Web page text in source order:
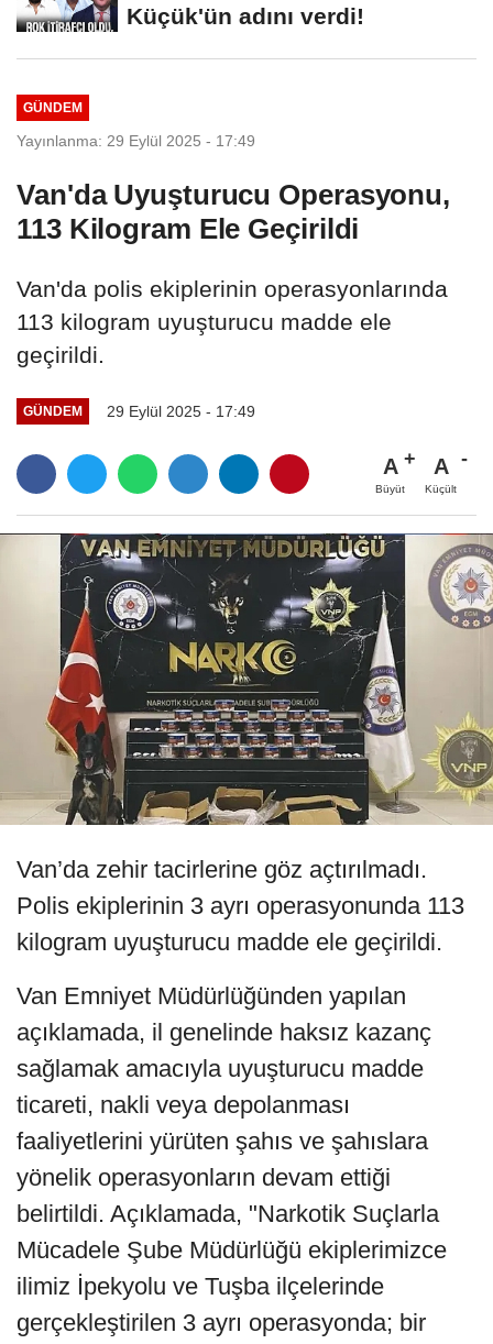
Küçük'ün adını verdi!
GÜNDEM
Yayınlanma: 29 Eylül 2025 - 17:49
Van'da Uyuşturucu Operasyonu,
113 Kilogram Ele Geçirildi
Van'da polis ekiplerinin operasyonlarında
113 kilogram uyuşturucu madde ele
geçirildi.
GÜNDEM 29 Eylül 2025 - 17:49
A
Büyüt
A
Küçült
Van’da zehir tacirlerine göz açtırılmadı.
Polis ekiplerinin 3 ayrı operasyonunda 113
kilogram uyuşturucu madde ele geçirildi.
Van Emniyet Müdürlüğünden yapılan
açıklamada, il genelinde haksız kazanç
sağlamak amacıyla uyuşturucu madde
ticareti, nakli veya depolanması
faaliyetlerini yürüten şahıs ve şahıslara
yönelik operasyonların devam ettiği
belirtildi. Açıklamada, "Narkotik Suçlarla
Mücadele Şube Müdürlüğü ekiplerimizce
ilimiz İpekyolu ve Tuşba ilçelerinde
gerçekleştirilen 3 ayrı operasyonda; bir